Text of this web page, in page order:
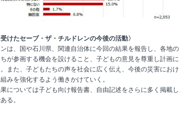
けたセーブ・ザ・チルドレンの今後の活動〉
は、国や石川県、関連自治体に今回の結果を報告し、各地
が参画する機会を設けること、子どもの意見を尊重し計画
また、子どもたちの声を社会に広く伝え、今後の災害にお
みを強化するよう働きかけていく。
については子ども向け報告書、自由記述をさらに多く掲載
る。